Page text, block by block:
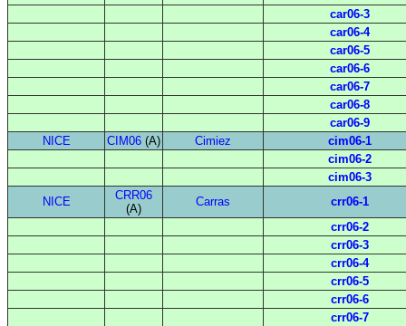
car06-3
car06-4
car06-5
car06-6
car06-7
car06-8
car06-9
NICE
CIM06 (A) Cimiez
cim06-1
cim06-2
cim06-3
NICE
CRR06
(A)
Carras
crr06-1
crr06-2
crr06-3
crr06-4
crr06-5
crr06-6
crr06-7